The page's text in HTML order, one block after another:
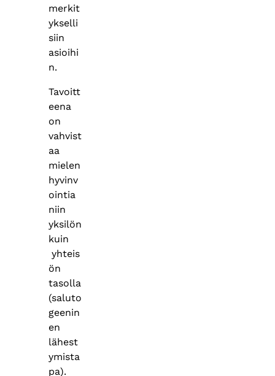
merkit
ykselli
siin
asioihi
n.
Tavoitt
eena
on
vahvist
aa
mielen
hyvinv
ointia
niin
yksilön
kuin
yhteis
ön
tasolla
(saluto
geenin
en
lähest
ymista
pa).